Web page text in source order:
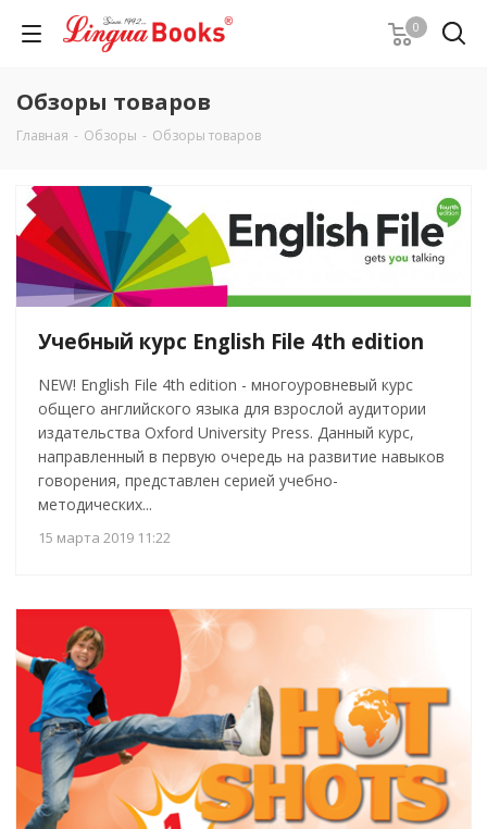
0
Обзоры товаров
Главная - Обзоры - Обзоры товаров
Учебный курс English File 4th edition
NEW! English File 4th edition - многоуровневый курс
общего английского языка для взрослой аудитории
издательства Oxford University Press. Данный курс,
направленный в первую очередь на развитие навыков
говорения, представлен серией учебно-
методических...
15 марта 2019 11:22